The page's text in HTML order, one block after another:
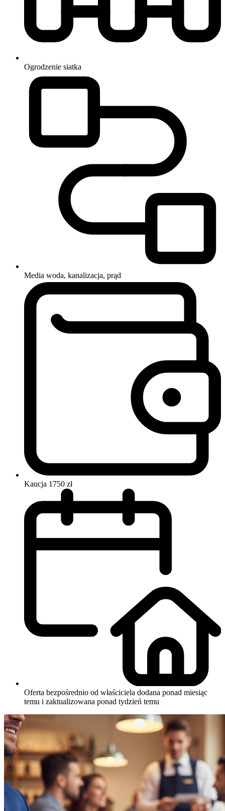
Ogrodzenie siatka
Media woda, kanalizacja, prąd
Kaucja 1750 zł
Oferta bezpośrednio od właściciela dodana ponad miesiąc
temu i zaktualizowana ponad tydzień temu